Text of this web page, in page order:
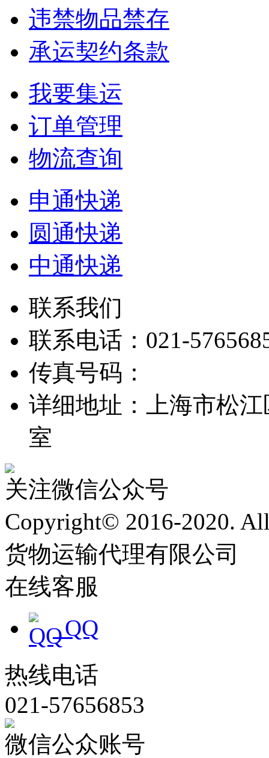
违禁物品禁存
承运契约条款
我要集运
订单管理
物流查询
申通快递
圆通快递
中通快递
联系我们
联系电话：021-
传真号码：
详细地址：上海市松
室
关注微信公众号
Copyright© 2016-2020.
货物运输代理有限公司
在线客服
QQ
热线电话
021-57656853
微信公众账号